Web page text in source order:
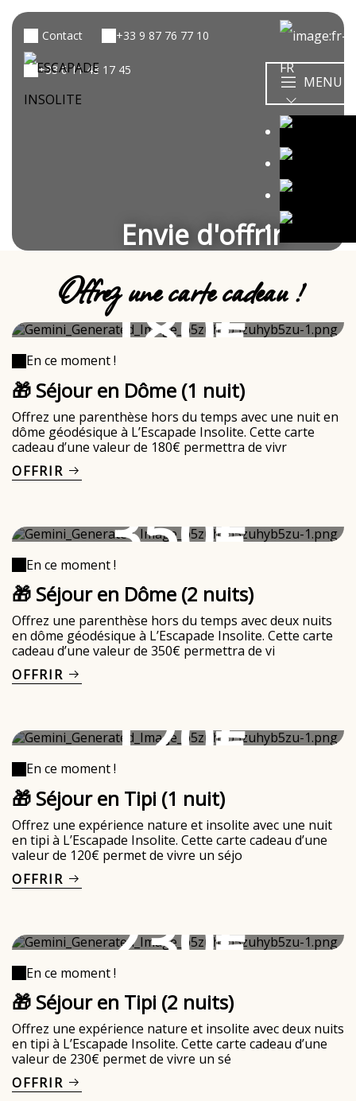
Contact +33 9 87 76 77 10
+33 6 11 48 17 45
MENU
Envie d'offrir
Offrez une carte cadeau !
180€
En ce moment !
🎁 Séjour en Dôme (1 nuit)
Offrez une parenthèse hors du temps avec une nuit en
dôme géodésique à L’Escapade Insolite. Cette carte
cadeau d’une valeur de 180€ permettra de vivr
OFFRIR
350€
En ce moment !
🎁 Séjour en Dôme (2 nuits)
Offrez une parenthèse hors du temps avec deux nuits
en dôme géodésique à L’Escapade Insolite. Cette carte
cadeau d’une valeur de 350€ permettra de vi
OFFRIR
120€
En ce moment !
🎁 Séjour en Tipi (1 nuit)
Offrez une expérience nature et insolite avec une nuit
en tipi à L’Escapade Insolite. Cette carte cadeau d’une
valeur de 120€ permet de vivre un séjo
OFFRIR
230€
En ce moment !
🎁 Séjour en Tipi (2 nuits)
Offrez une expérience nature et insolite avec deux nuits
en tipi à L’Escapade Insolite. Cette carte cadeau d’une
valeur de 230€ permet de vivre un sé
OFFRIR